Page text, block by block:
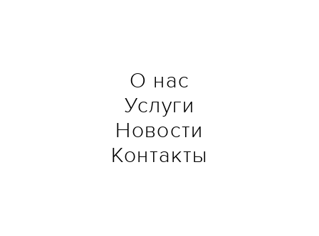
О нас
Услуги
Новости
Контакты